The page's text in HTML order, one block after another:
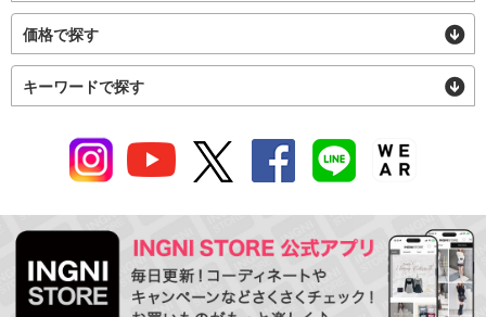
価格で探す
キーワードで探す